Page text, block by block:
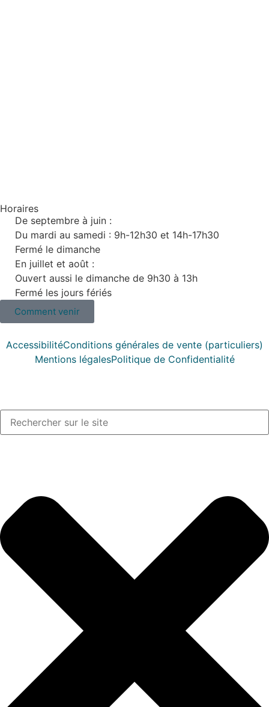
Horaires
De septembre à juin :
Du mardi au samedi : 9h-12h30 et 14h-17h30
Fermé le dimanche
En juillet et août :
Ouvert aussi le dimanche de 9h30 à 13h
Fermé les jours fériés
Comment venir
AccessibilitéConditions générales de vente (particuliers)
Mentions légalesPolitique de Confidentialité